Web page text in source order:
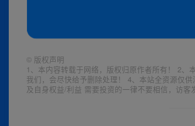
© 版权声明
1、本内容转载于网络，版权归原作者所有！ 2
我们，会尽快给予删除处理！ 4、本站全资源仅
及自身权益/利益 需要投资的一律不要相信，访